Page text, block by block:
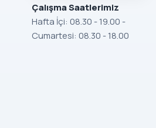
Çalışma Saatlerimiz
Hafta İçi: 08.30 - 19.00 -
Cumartesi: 08.30 - 18.00